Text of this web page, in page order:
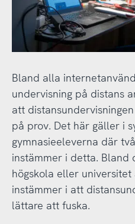
Bland alla
undervisning på distans
att
på prov. Det här gäller i
gymnasieeleverna där
instämmer i detta. Bland
högskola eller
instämmer i att
lättare att fuska.